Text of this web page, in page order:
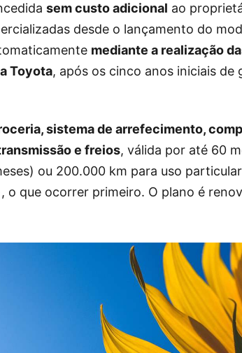
sem custo adicional ao
desde o lançamento do
mediante a realização
Toyota, após os cinco anos iniciais de
sistema de arrefecimento,
e freios, válida por até 60
ou 200.000 km para uso
o que ocorrer primeiro. O plano é